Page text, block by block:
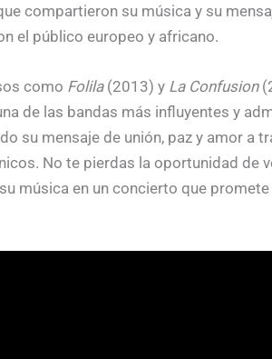
compartieron su música y su
el público europeo y africano.
como Folila(2013) y La Confusion
de las bandas más influyentes y
su mensaje de unión, paz y amor a
No te pierdas la oportunidad de
música en un concierto que